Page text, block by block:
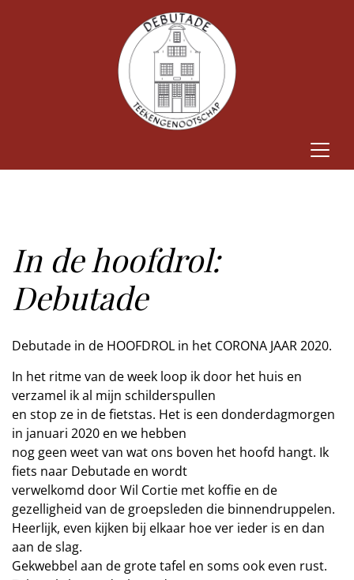
In de hoofdrol:
Debutade
Debutade in de HOOFDROL in het CORONA JAAR 2020.
In het ritme van de week loop ik door het huis en
verzamel ik al mijn schilderspullen
en stop ze in de fietstas. Het is een donderdagmorgen
in januari 2020 en we hebben
nog geen weet van wat ons boven het hoofd hangt. Ik
fiets naar Debutade en wordt
verwelkomd door Wil Cortie met koffie en de
gezelligheid van de groepsleden die binnendruppelen.
Heerlijk, even kijken bij elkaar hoe ver ieder is en dan
aan de slag.
Gekwebbel aan de grote tafel en soms ook even rust.